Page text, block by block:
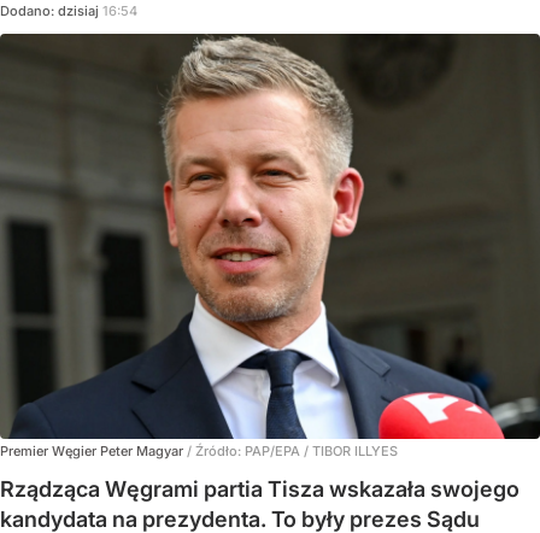
Dodano: dzisiaj 16:54
Premier Węgier Peter Magyar / Źródło: PAP/EPA / TIBOR ILLYES
Rządząca Węgrami partia Tisza wskazała swojego
kandydata na prezydenta. To były prezes Sądu